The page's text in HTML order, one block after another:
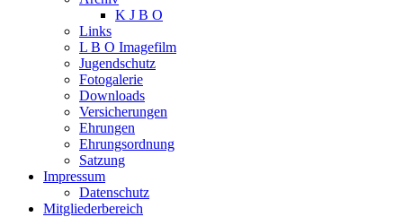
K J B O
Links
L B O Imagefilm
Jugendschutz
Fotogalerie
Downloads
Versicherungen
Ehrungen
Ehrungsordnung
Satzung
Impressum
Datenschutz
Mitgliederbereich